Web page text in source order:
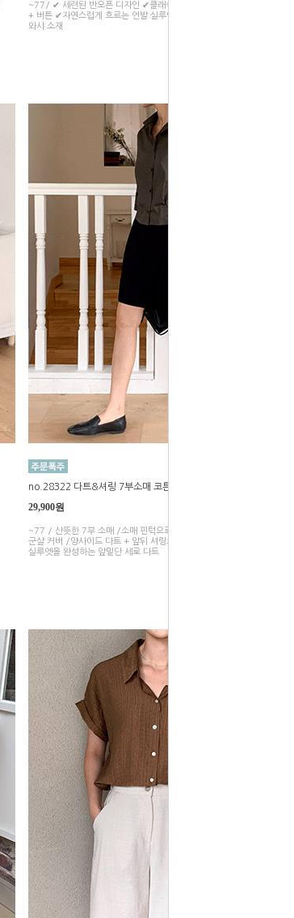
~77/ ✔ 세련된 반오픈 디자인 ✔클래식한 골드 버튼 장식 ✔ 7부소매
+ 버튼 ✔자연스럽게 흐르는 언발 실루엣✔ 스판 10%로 더욱 편안한
와샤 소재
no.28322 다트&셔링 7부소매 코튼셔츠
29,900원
~77 / 산뜻한 7부 소매 /소매 핀턱으로 세련된 포인트 /루즈핏으로
군살 커버 /양사이드 다트 + 앞뒤 셔링으로 완성한 입체 실루엣 /깔끔한
실루엣을 완성하는 앞밑단 세로 다트